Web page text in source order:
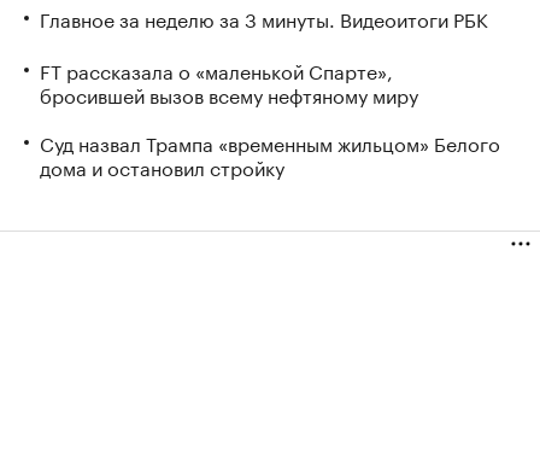
Главное за неделю за 3 минуты. Видеоитоги РБК
FT рассказала о «маленькой Спарте»,
бросившей вызов всему нефтяному миру
Суд назвал Трампа «временным жильцом» Белого
дома и остановил стройку